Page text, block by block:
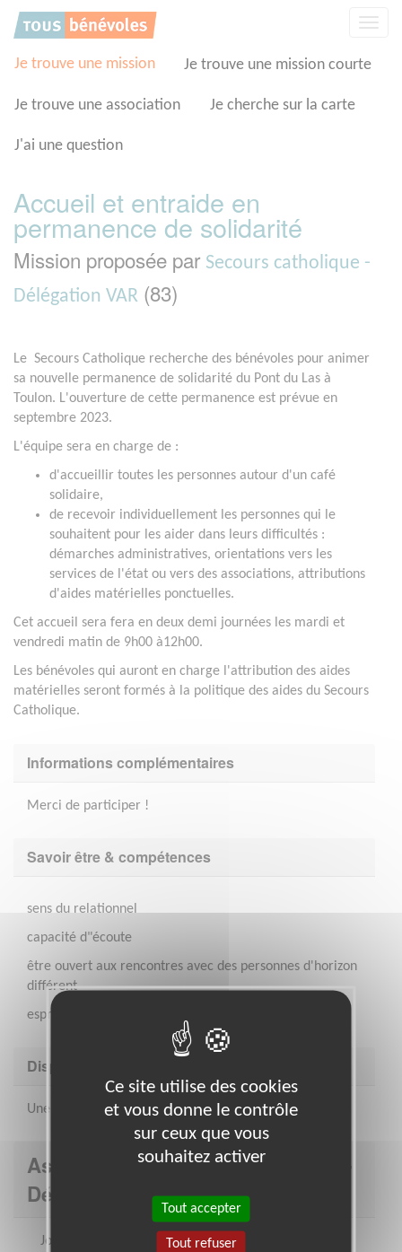
Je trouve une mission Je trouve une mission courte
Je trouve une association Je cherche sur la carte
J'ai une question
Accueil et entraide en
permanence de solidarité
Mission proposée par Secours catholique -
Délégation VAR (83)
Le Secours Catholique recherche des bénévoles pour animer
sa nouvelle permanence de solidarité du Pont du Las à
Toulon. L'ouverture de cette permanence est prévue en
septembre 2023.
L'équipe sera en charge de :
d'accueillir toutes les personnes autour d'un café
solidaire,
de recevoir individuellement les personnes qui le
souhaitent pour les aider dans leurs difficultés :
démarches administratives, orientations vers les
services de l'état ou vers des associations, attributions
d'aides matérielles ponctuelles.
Cet accueil sera fera en deux demi journées les mardi et
vendredi matin de 9h00 à12h00.
Les bénévoles qui auront en charge l'attribution des aides
matérielles seront formés à la politique des aides du Secours
Catholique.
Informations complémentaires
Merci de participer !
Savoir être & compétences
sens du relationnel
capacité d"écoute
être ouvert aux rencontres avec des personnes d'horizon
différent
esprit d'équipe
Disponibilité demandée
Une demie- journée par semaine
Association : Secours catholique -
Délégation VAR
Jour après jour, au Secours Catholique -
Panneau de gestion des cookies
Ce site utilise des cookies
et vous donne le contrôle
sur ceux que vous
souhaitez activer
Tout accepter
Tout refuser